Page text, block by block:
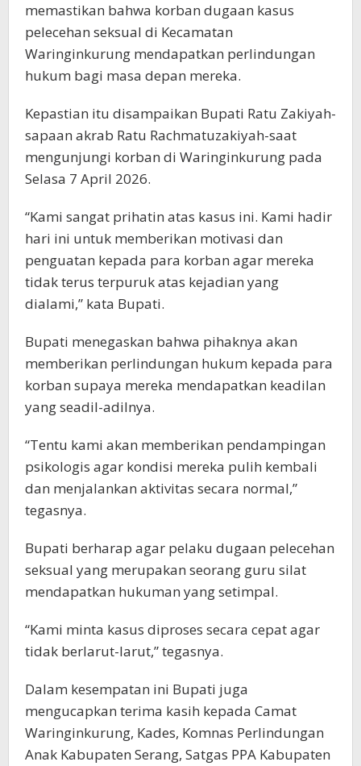
memastikan bahwa korban dugaan kasus
pelecehan seksual di Kecamatan
Waringinkurung mendapatkan perlindungan
hukum bagi masa depan mereka.
Kepastian itu disampaikan Bupati Ratu Zakiyah-
sapaan akrab Ratu Rachmatuzakiyah-saat
mengunjungi korban di Waringinkurung pada
Selasa 7 April 2026.
“Kami sangat prihatin atas kasus ini. Kami hadir
hari ini untuk memberikan motivasi dan
penguatan kepada para korban agar mereka
tidak terus terpuruk atas kejadian yang
dialami,” kata Bupati.
Bupati menegaskan bahwa pihaknya akan
memberikan perlindungan hukum kepada para
korban supaya mereka mendapatkan keadilan
yang seadil-adilnya.
“Tentu kami akan memberikan pendampingan
psikologis agar kondisi mereka pulih kembali
dan menjalankan aktivitas secara normal,”
tegasnya.
Bupati berharap agar pelaku dugaan pelecehan
seksual yang merupakan seorang guru silat
mendapatkan hukuman yang setimpal.
“Kami minta kasus diproses secara cepat agar
tidak berlarut-larut,” tegasnya.
Dalam kesempatan ini Bupati juga
mengucapkan terima kasih kepada Camat
Waringinkurung, Kades, Komnas Perlindungan
Anak Kabupaten Serang, Satgas PPA Kabupaten